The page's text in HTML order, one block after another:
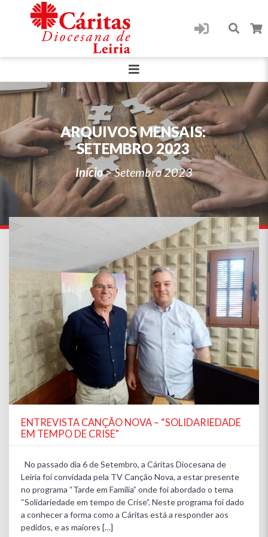
ARQUIVOS MENSAIS:
SETEMBRO 2023
Início>Setembro 2023
ENTREVISTA CANÇÃO NOVA – “SOLIDARIEDADE
EM TEMPO DE CRISE”
No passado dia 6 de Setembro, a Cáritas Diocesana de
Leiria foi convidada pela TV Canção Nova, a estar presente
no programa “Tarde em Família” onde foi abordado o tema
“Solidariedade em tempo de Crise”. Neste programa foi dado
a conhecer a forma como a Cáritas está a responder aos
pedidos, e as maiores […]